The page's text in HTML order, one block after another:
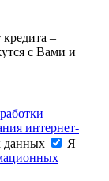
кредита –
с Вами и
интернет-
данных
Я